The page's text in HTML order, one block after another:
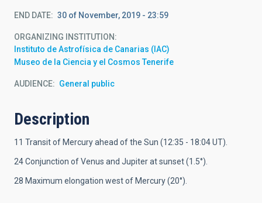
END DATE 30 of November, 2019 - 23:59
ORGANIZING INSTITUTION
Instituto de Astrofísica de Canarias (IAC)
Museo de la Ciencia y el Cosmos Tenerife
AUDIENCE General public
Description
11 Transit of Mercury ahead of the Sun (12:35 - 18:04 UT).
24 Conjunction of Venus and Jupiter at sunset (1.5°).
28 Maximum elongation west of Mercury (20°).